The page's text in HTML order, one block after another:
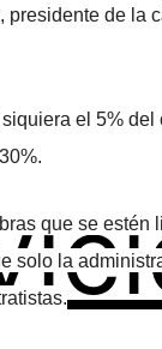
de la
el 5%
que se
solo la